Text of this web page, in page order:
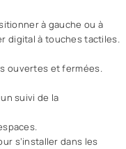
à gauche ou à
digital à touches tactiles.
ouvertes et fermées.
suivi de la
s’installer dans les